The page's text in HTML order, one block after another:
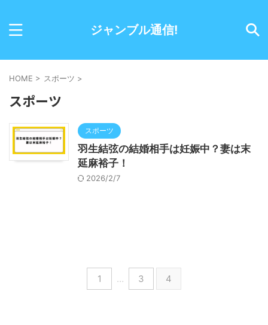
ジャンブル通信!
HOME > スポーツ >
スポーツ
スポーツ
羽生結弦の結婚相手は妊娠中？妻は末
延麻裕子！
2026/2/7
1 … 3 4